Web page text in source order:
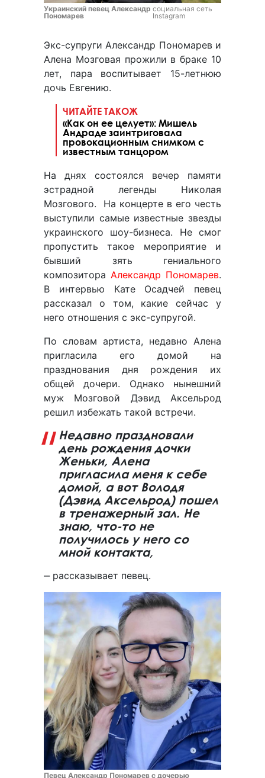
Украинский певец Александр
Пономарев
социальная сеть
Instagram
Экс-супруги Александр Пономарев и
Алена Мозговая прожили в браке 10
лет, пара воспитывает 15-летнюю
дочь Евгению.
ЧИТАЙТЕ ТАКОЖ
«Как он ее целует»: Мишель
Андраде заинтриговала
провокационным снимком с
известным танцором
На днях состоялся вечер памяти
эстрадной легенды Николая
Мозгового. На концерте в его честь
выступили самые известные звезды
украинского шоу-бизнеса. Не смог
пропустить такое мероприятие и
бывший зять гениального
композитора Александр Пономарев.
В интервью Кате Осадчей певец
рассказал о том, какие сейчас у
него отношения с экс-супругой.
По словам артиста, недавно Алена
пригласила его домой на
празднования дня рождения их
общей дочери. Однако нынешний
муж Мозговой Дэвид Аксельрод
решил избежать такой встречи.
Недавно праздновали
день рождения дочки
Женьки, Алена
пригласила меня к себе
домой, а вот Володя
(Дэвид Аксельрод) пошел
в тренажерный зал. Не
знаю, что-то не
получилось у него со
мной контакта,
‒ рассказывает певец.
Певец Александр Пономарев с дочерью